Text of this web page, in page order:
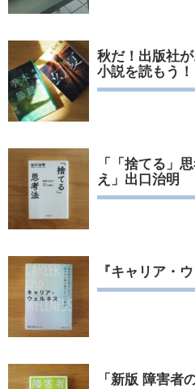
秋だ！出版社
小説を読もう！
「「捨てる」
え」出口治明
『キャリア・
「新版 障害者